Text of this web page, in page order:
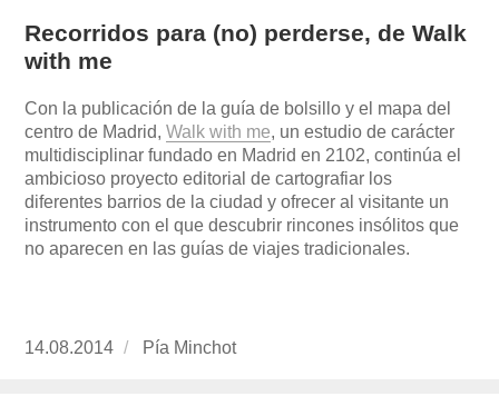
Recorridos para (no) perderse, de Walk
with me
Con la publicación de la guía de bolsillo y el mapa del
centro de Madrid,Walk with me, un estudio de carácter
multidisciplinar fundado en Madrid en 2102, continúa el
ambicioso proyecto editorial de cartografiar los
diferentes barrios de la ciudad y ofrecer al visitante un
instrumento con el que descubrir rincones insólitos que
no aparecen en las guías de viajes tradicionales.
Publicado
14.08.2014 https://www.experimenta.es/author/pia/
Pía Minchot